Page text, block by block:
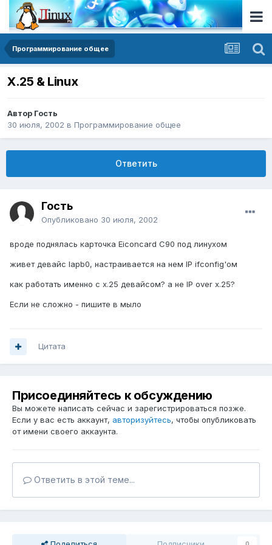
Программирование общее
X.25 & Linux
Автор Гость
30 июля, 2002 в Программирование общее
Ответить
Гость
Опубликовано 30 июля, 2002
вроде поднялась карточка Eiconcard C90 под линухом
живет девайс lapb0, настраивается на нем IP ifconfig'ом
как работать именно с x.25 девайсом? а не IP over x.25?
Если не сложно - пишите в мыло
Цитата
Присоединяйтесь к обсуждению
Вы можете написать сейчас и зарегистрироваться позже.
Если у вас есть аккаунт, авторизуйтесь, чтобы опубликовать
от имени своего аккаунта.
Ответить в этой теме...